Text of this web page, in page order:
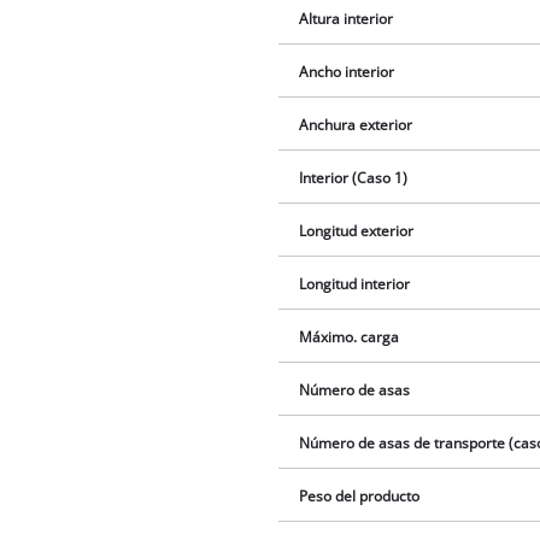
Altura interior
Ancho interior
Anchura exterior
Interior (Caso 1)
Longitud exterior
Longitud interior
Máximo. carga
Número de asas
Número de asas de transporte
Peso del producto